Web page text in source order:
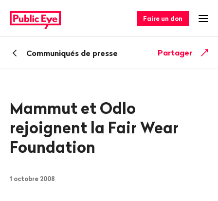
sur
publiceye.ch
rapide
Faire un don
RetourCommuniqués de presse Partager
Mammut et Odlo
rejoignent la Fair Wear
Foundation
1 octobre 2008